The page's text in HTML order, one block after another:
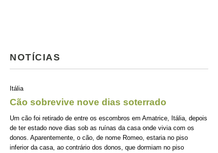
NOTÍCIAS
Itália
Cão sobrevive nove dias soterrado
Um cão foi retirado de entre os escombros em Amatrice, Itália, depois
de ter estado nove dias sob as ruínas da casa onde vivia com os
donos. Aparentemente, o cão, de nome Romeo, estaria no piso
inferior da casa, ao contrário dos donos, que dormiam no piso